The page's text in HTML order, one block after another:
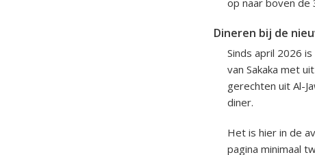
op naar boven de
Dineren bij de
Sinds april 2026
van Sakaka met
gerechten uit Al-
diner.
Het is hier in de
pagina minimaal